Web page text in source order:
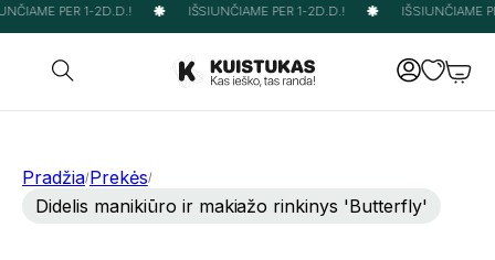
PER 1-2D.D.! IŠSIUNČIAME PER 1-2D.D.! IŠSIUNČIAME
Pradžia/Prekės/
Didelis manikiūro ir makiažo rinkinys 'Butterfly'